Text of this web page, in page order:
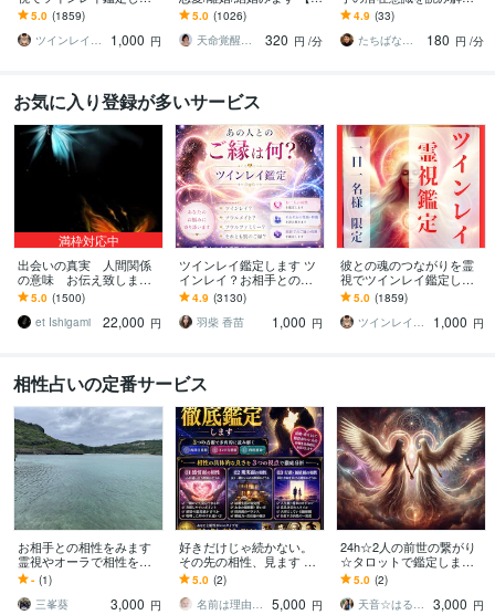
す 気になる彼とつながる
ことができるのか鑑定し
ます
5.0 (1859)
ツインレイ縁結び専門鑑定士✢神結シオン✢
1,000 円
愛専門14年☪️】四柱推命×
タロットで現実的アドバ
イス✨
5.0 (1026)
天命覚醒✴️開運コンサルタント☪️まさこ
320 円 /分
ます 鑑定暦10年！未来を
変える鑑定士が、暦とカ
ードで占います！
4.9 (33)
たちばなふみか（舘花史圭）
180 円 /分
お気に入り登録が多いサービス
満枠対応中
出会いの真実 人間関係
の意味 お伝え致します
恋愛、結婚、家族、魂の
約束。純粋な愛情の形を
心に刻んで生きる
5.0 (1500)
et Ishigami
22,000 円
ツインレイ鑑定します ツ
インレイ？お相手との魂
のつながりを知って前に
進みたい方
4.9 (3130)
羽柴 香苗
1,000 円
彼との魂のつながりを霊
視でツインレイ鑑定しま
す 気になる彼とつながる
ことができるのか鑑定し
ます
5.0 (1859)
ツインレイ縁結び専門鑑定士✢神結シオン✢
1,000 円
相性占いの定番サービス
お相手との相性をみます
霊視やオーラで相性を見
ることができます。
- (1)
三峯葵
3,000 円
好きだけじゃ続かない。
その先の相性、見ます 結
婚相手・恋人の相性を徹
底鑑定｜運命の相手の特
徴を具体的に
5.0 (2)
名前は理由があり一旦削除しています。
5,000 円
24h☆2人の前世の繋がり
☆タロットで鑑定します
ツインレイ・運命の人・
はじめて会ったような気
がしない方へ
5.0 (2)
天音☆はる【スターシード覚醒ヒーラー】
3,000 円